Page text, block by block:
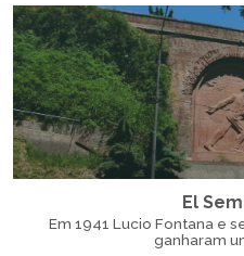
El
Em 1941 Lucio Fontana e
ganharam